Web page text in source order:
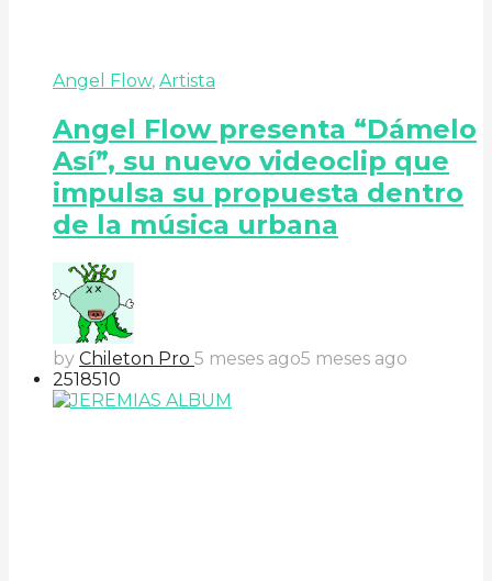
Angel Flow, Artista
Angel Flow presenta “Dámelo
Así”, su nuevo videoclip que
impulsa su propuesta dentro
de la música urbana
by Chileton Pro 5 meses ago5 meses ago
2518510